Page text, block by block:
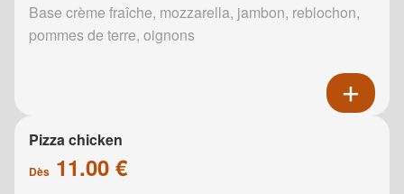
Base crème fraîche, mozzarella, jambon, reblochon,
pommes de terre, oignons
Pizza chicken
Dès 11.00 €